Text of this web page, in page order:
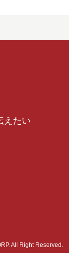
えたい
All Right Reserved.